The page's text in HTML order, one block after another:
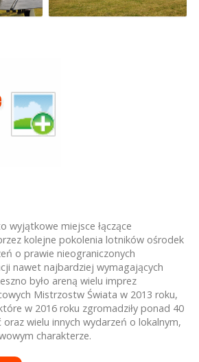
wyjątkowe miejsce łączące
kolejne pokolenia lotników ośrodek
o prawie nieograniczonych
nawet najbardziej wymagających
było areną wielu imprez
Mistrzostw Świata w 2013 roku,
w 2016 roku zgromadziły ponad 40
wielu innych wydarzeń o lokalnym,
charakterze.